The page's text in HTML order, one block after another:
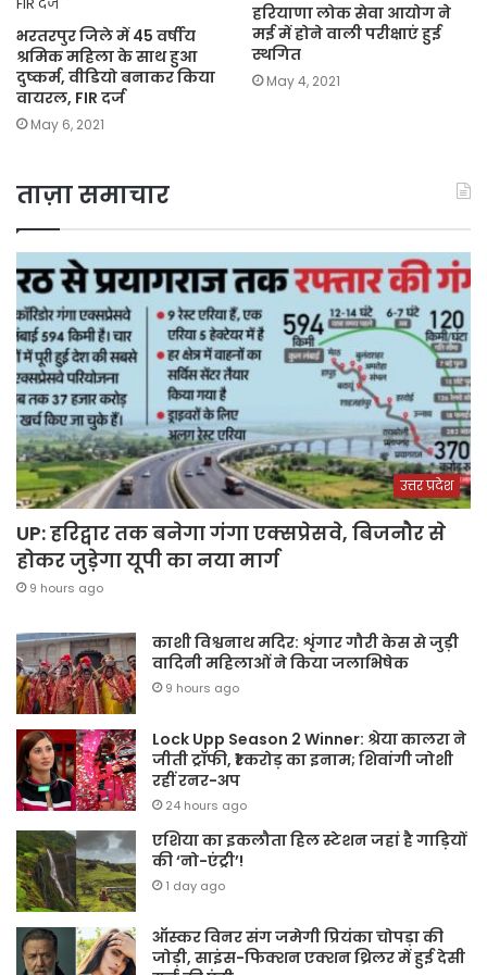
भरतरपुर जिले में 45 वर्षीय
श्रमिक महिला के साथ हुआ
दुष्कर्म, वीडियो बनाकर किया
वायरल, FIR दर्ज
May 6, 2021
हरियाणा लोक सेवा आयोग ने
मई में होने वाली परीक्षाएं हुई
स्थगित
May 4, 2021
ताज़ा समाचार
उत्तर प्रदेश
UP: हरिद्वार तक बनेगा गंगा एक्सप्रेसवे, बिजनौर से
होकर जुड़ेगा यूपी का नया मार्ग
9 hours ago
काशी विश्वनाथ मदिर: शृंगार गौरी केस से जुड़ी
वादिनी महिलाओं ने किया जलाभिषेक
9 hours ago
Lock Upp Season 2 Winner: श्रेया कालरा ने
जीती ट्रॉफी, ₹1 करोड़ का इनाम; शिवांगी जोशी
रहीं रनर-अप
24 hours ago
एशिया का इकलौता हिल स्टेशन जहां है गाड़ियों
की ‘नो-एंट्री’!
1 day ago
ऑस्कर विनर संग जमेगी प्रियंका चोपड़ा की
जोड़ी, साइंस-फिक्शन एक्शन थ्रिलर में हुई देसी